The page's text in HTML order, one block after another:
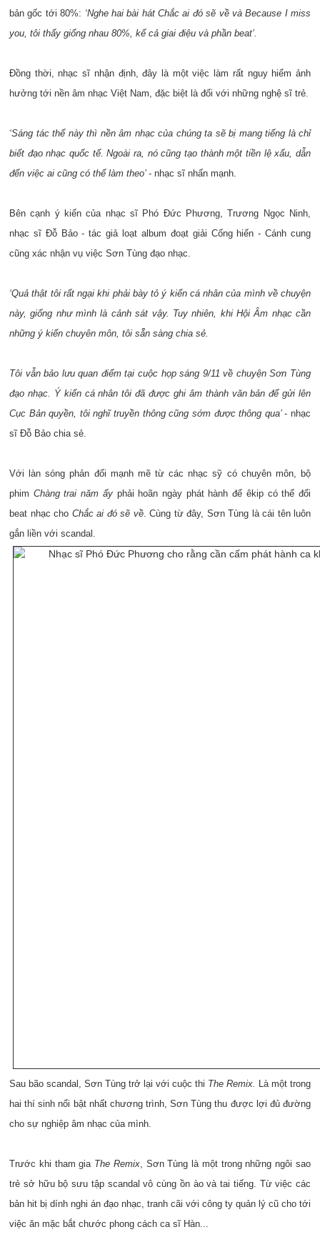
bản gốc tới 80%: ‘Nghe hai bài hát Chắc ai đó sẽ về và Because I miss
you, tôi thấy giống nhau 80%, kể cả giai điệu và phần beat’.
Đồng thời, nhạc sĩ nhận định, đây là một việc làm rất nguy hiểm ảnh
hưởng tới nền âm nhạc Việt Nam, đặc biệt là đối với những nghệ sĩ trẻ.
‘Sáng tác thế này thì nền âm nhạc của chúng ta sẽ bị mang tiếng là chỉ
biết đạo nhạc quốc tế. Ngoài ra, nó cũng tạo thành một tiền lệ xấu, dẫn
đến việc ai cũng có thể làm theo’ - nhạc sĩ nhấn mạnh.
Bên cạnh ý kiến của nhạc sĩ Phó Đức Phương, Trương Ngọc Ninh,
nhạc sĩ Đỗ Bảo - tác giả loạt album đoạt giải Cống hiến - Cánh cung
cũng xác nhận vụ việc Sơn Tùng đạo nhạc.
‘Quả thật tôi rất ngại khi phải bày tỏ ý kiến cá nhân của mình về chuyện
này, giống như mình là cảnh sát vậy. Tuy nhiên, khi Hội Âm nhạc cần
những ý kiến chuyên môn, tôi sẵn sàng chia sẻ.
Tôi vẫn bảo lưu quan điểm tại cuộc họp sáng 9/11 về chuyện Sơn Tùng
đạo nhạc. Ý kiến cá nhân tôi đã được ghi âm thành văn bản để gửi lên
Cục Bản quyền, tôi nghĩ truyền thông cũng sớm được thông qua’- nhạc
sĩ Đỗ Bảo chia sẻ.
Với làn sóng phản đối mạnh mẽ từ các nhạc sỹ có chuyên môn, bộ
phim Chàng trai năm ấy phải hoãn ngày phát hành để êkip có thể đổi
beat nhạc cho Chắc ai đó sẽ về. Cùng từ đây, Sơn Tùng là cái tên luôn
gắn liền với scandal.
Sau bão scandal, Sơn Tùng trở lại với cuộc thi The Remix. Là một trong
hai thí sinh nổi bật nhất chương trình, Sơn Tùng thu được lợi đủ đường
cho sự nghiệp âm nhạc của mình.
Trước khi tham gia The Remix, Sơn Tùng là một trong những ngôi sao
trẻ sở hữu bộ sưu tập scandal vô cùng ồn ào và tai tiếng. Từ việc các
bản hit bị dính nghi án đạo nhạc, tranh cãi với công ty quản lý cũ cho tới
việc ăn mặc bắt chước phong cách ca sĩ Hàn...